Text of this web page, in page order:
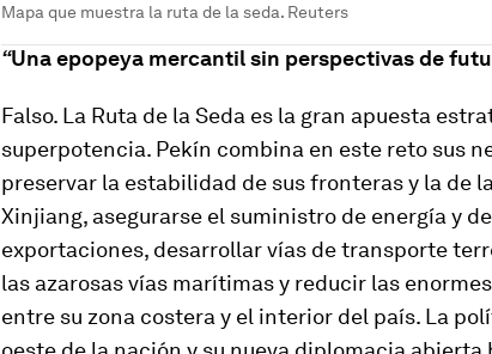
Mapa que muestra la ruta de la seda. Reuters
“Una epopeya mercantil sin perspectivas de
Falso. La Ruta de la Seda es la gran apuesta
superpotencia. Pekín combina en este reto sus
preservar la estabilidad de sus fronteras y la de
Xinjiang, asegurarse el suministro de energía y
exportaciones, desarrollar vías de transporte
las azarosas vías marítimas y reducir las
entre su zona costera y el interior del país. La